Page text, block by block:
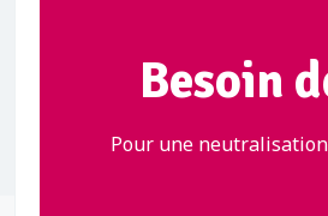
Besoin
Pour une